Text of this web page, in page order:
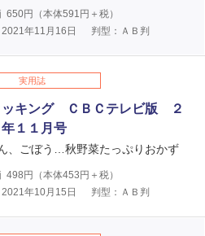
650円（本体591 円＋税）
年11月16日
判型：ＡＢ判
実用誌
ッキング ＣＢＣテレビ版 ２
年１１月号
、ごぼう…秋野菜たっぷりおかず
498 円（本体453 円＋税）
年10月15日
判型：ＡＢ判